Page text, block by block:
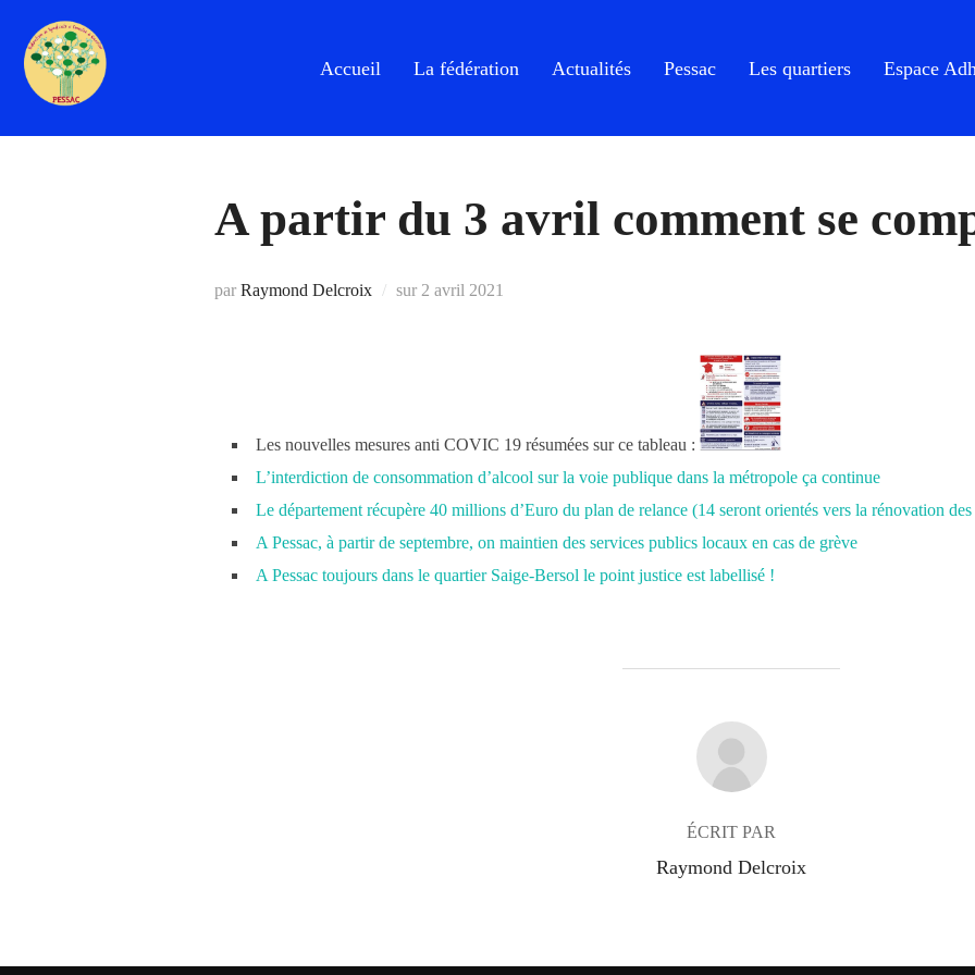
contenu
Accueil La fédération Actualités Pessac Les quartiers Espace
A partir du 3 avril comment se
par Raymond Delcroix sur Publié
2 avril 2021
Les nouvelles mesures anti COVIC 19 résumées sur ce tableau :
L’interdiction de consommation d’alcool sur la voie publique dans la métropole ça continue
Le département récupère 40 millions d’Euro du plan de relance (14 seront orientés vers la rénovation
A Pessac, à partir de septembre, on maintien des services publics locaux en cas de grève
A Pessac toujours dans le quartier Saige-Bersol le point justice est labellisé !
AUTEUR DE LA PUBLICATION
ÉCRIT PAR
Raymond Delcroix